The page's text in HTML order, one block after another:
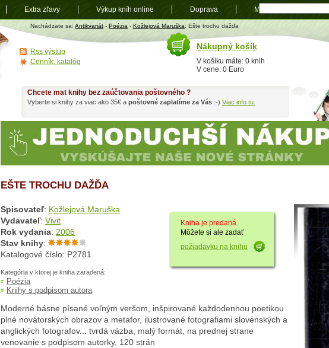
Antikvariát
shop.sk
Nachádzate sa: Antikvariát - Poézia - Kožlejová Maruška: Ešte trochu dažďa
EŠTE TROCHU DAŽĎA
Kniha je predaná.
Môžete si ale zadať
požiadavku na knihu
Spisovateľ: Kožlejová Maruška
Vydavateľ: Vivit
Rok vydania: 2006
Stav knihy:
Katalogové číslo: P2781
Kategória v ktorej je kniha zaradená:
Poézia
Knihy s podpisom autora
Moderné básne písané voľným veršom, inšpirované každodennou poetikou
plné novátorských obrazov a metafor, ilustrované fotografiami slovenských a
anglických fotografov... tvrdá väzba, malý formát, na prednej strane
venovanie s podpisom autorky, 120 strán
Chcete mat knihy bez zaúčtovania poštovného ?
Vyberte si knihy za viac ako 35€ a poštovné zaplatíme za Vás :-) Viac info tu.
Nákupný košík
V košíku máte: 0 knih
V cene: 0 Euro
Rss výstup
Cenník, katalóg
Extra zľavy Výkup kníh online Doprava Mapa